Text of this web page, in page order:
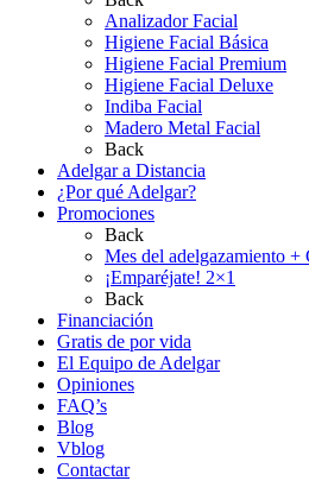
Analizador Facial
Higiene Facial Básica
Higiene Facial Premium
Higiene Facial Deluxe
Indiba Facial
Madero Metal Facial
Back
Adelgar a Distancia
¿Por qué Adelgar?
Promociones
Back
Mes del adelgazamiento +
¡Emparéjate! 2×1
Back
Financiación
Gratis de por vida
El Equipo de Adelgar
Opiniones
FAQ’s
Blog
Vblog
Contactar